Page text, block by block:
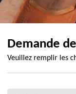
Demande
Veuillez remplir les